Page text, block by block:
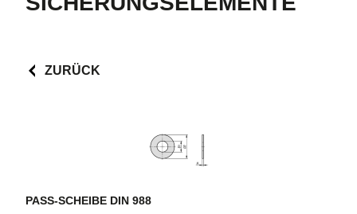
ZURÜCK
PASS-SCHEIBE DIN 988